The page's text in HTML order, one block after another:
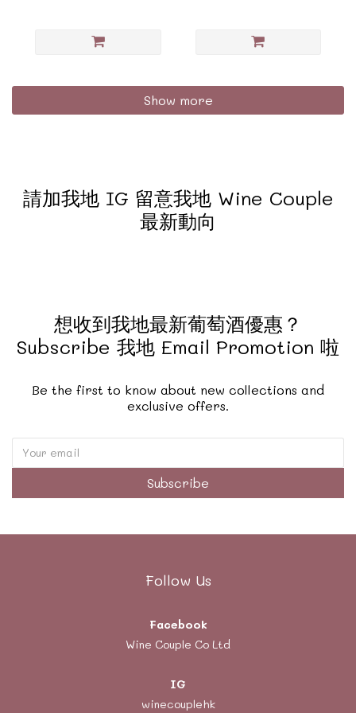
Show more
請加我地 IG 留意我地 Wine Couple
最新動向
想收到我地最新葡萄酒優惠？
Subscribe 我地 Email Promotion 啦
Be the first to know about new collections and
exclusive offers.
Subscribe
Follow Us
Facebook
Wine Couple Co Ltd
IG
winecouplehk